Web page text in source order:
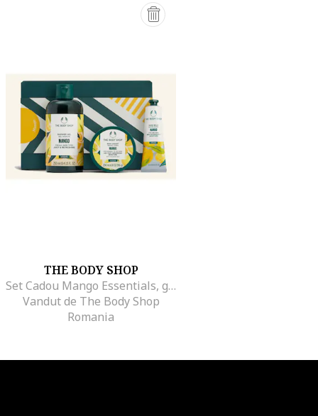
THE BODY SHOP
Set Cadou Mango Essentials, gel de dus 250 ml, iaurt de corp 200 ml, balsam de maini 30 ml, multicolor
Vandut de The Body Shop
Romania